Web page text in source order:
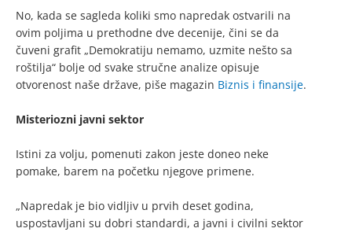
No, kada se sagleda koliki smo napredak ostvarili na
ovim poljima u prethodne dve decenije, čini se da
čuveni grafit „Demokratiju nemamo, uzmite nešto sa
roštilja“ bolje od svake stručne analize opisuje
otvorenost naše države, piše magazin Biznis i finansije.
Misteriozni javni sektor
Istini za volju, pomenuti zakon jeste doneo neke
pomake, barem na početku njegove primene.
„Napredak je bio vidljiv u prvih deset godina,
uspostavljani su dobri standardi, a javni i civilni sektor